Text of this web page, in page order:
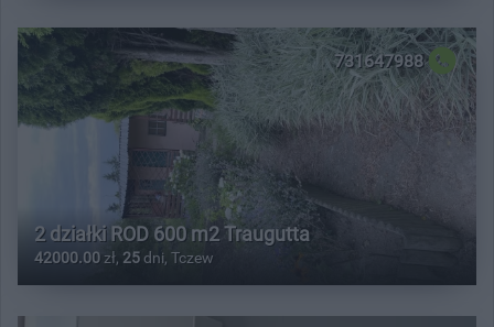
731647988
2 działki ROD 600 m2 Traugutta
42000.00 zł, 25 dni, Tczew